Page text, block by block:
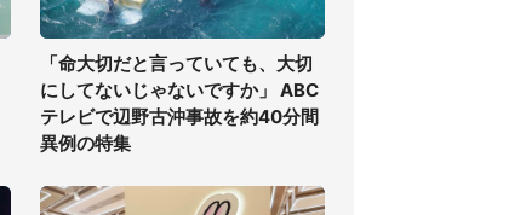
「命大切だと言っていても、大切
にしてないじゃないですか」 ABC
テレビで辺野古沖事故を約40分間
異例の特集